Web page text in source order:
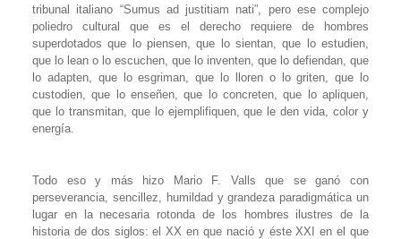
tribunal italiano “Sumus ad justitiam nati”, pero ese complejo
poliedro cultural que es el derecho requiere de hombres
superdotados que lo piensen, que lo sientan, que lo estudien,
que lo lean o lo escuchen, que lo inventen, que lo defiendan, que
lo adapten, que lo esgriman, que lo lloren o lo griten, que lo
custodien, que lo enseñen, que lo concreten, que lo apliquen,
que lo transmitan, que lo ejemplifiquen, que le den vida, color y
energía.
Todo eso y más hizo Mario F. Valls que se ganó con
perseverancia, sencillez, humildad y grandeza paradigmática un
lugar en la necesaria rotonda de los hombres ilustres de la
historia de dos siglos: el XX en que nació y éste XXI en el que